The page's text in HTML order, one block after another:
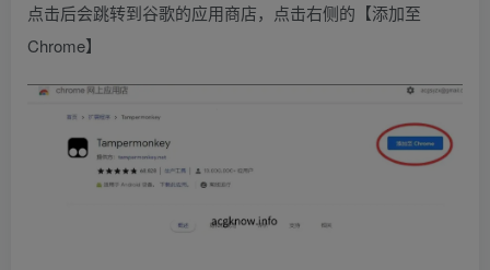
点击后会跳转到谷歌的应用商店，点击右侧的【添加至
Chrome】